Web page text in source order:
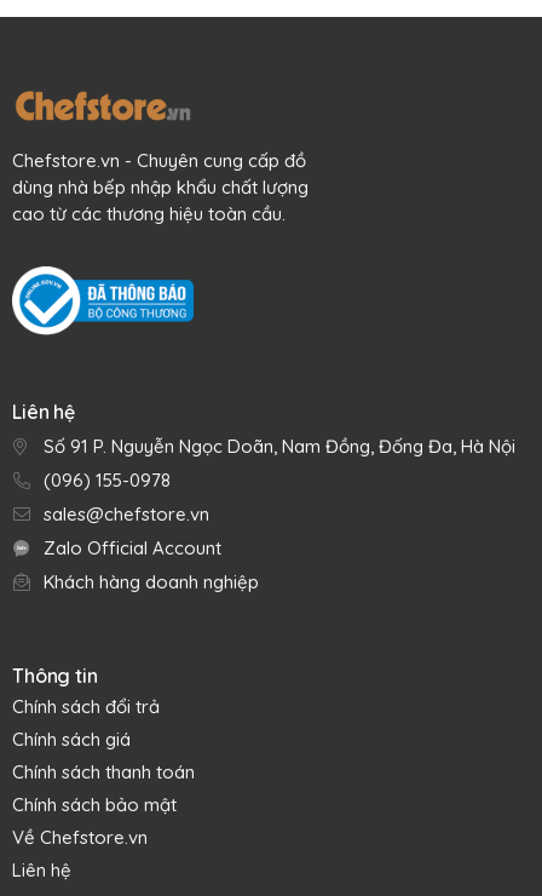
Chefstore.vn - Chuyên cung cấp đồ
dùng nhà bếp nhập khẩu chất lượng
cao từ các thương hiệu toàn cầu.
Liên hệ
Số 91 P. Nguyễn Ngọc Doãn, Nam Đồng, Đống Đa, Hà Nội
(096) 155-0978
sales@chefstore.vn
Zalo Official Account
Khách hàng doanh nghiệp
Thông tin
Chính sách đổi trả
Chính sách giá
Chính sách thanh toán
Chính sách bảo mật
Về Chefstore.vn
Liên hệ